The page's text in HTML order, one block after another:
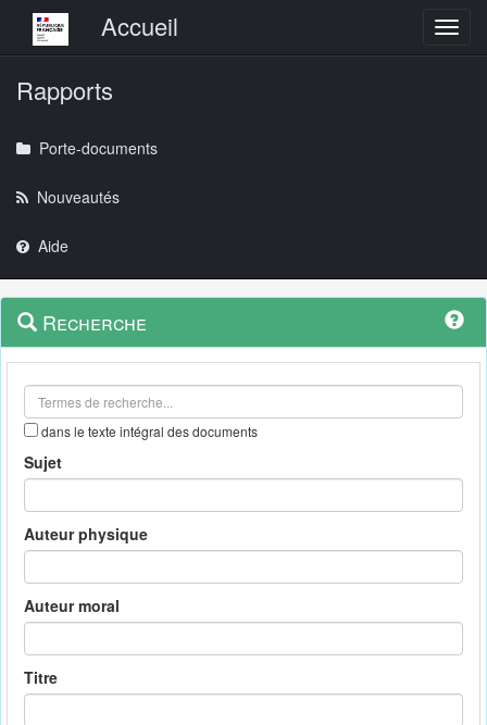
Menu principalAccueil
Rapports
Porte-documents
Nouveautés
Aide
Navigation
outils
Menu
contextuel
Recherche
dans le texte intégral des documents
Sujet
Auteur physique
Auteur moral
Titre